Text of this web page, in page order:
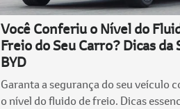
Você Conferiu o Nível do
Freio do Seu Carro? Dicas da
BYD
Garanta a segurança do seu veículo
o nível do fluido de freio. Dicas